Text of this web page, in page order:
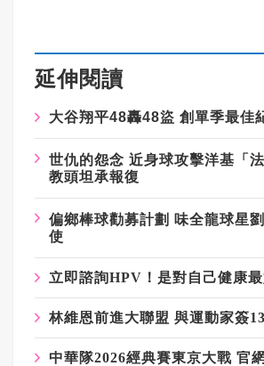
延伸閱讀
大谷翔平48轟48盜 創單季最佳
世仇的怨念 近身球攻擊洋基「
教頭坦承報復
偏鄉棒球勸募計劃 味全龍球星
使
林維恩前進大聯盟 與運動家簽